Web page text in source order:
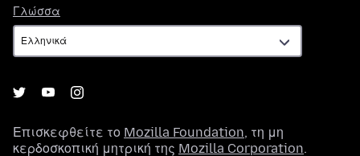
Γλώσσα
Επισκεφθείτε το Mozilla Foundation, τη μη
κερδοσκοπική μητρική της Mozilla Corporation.